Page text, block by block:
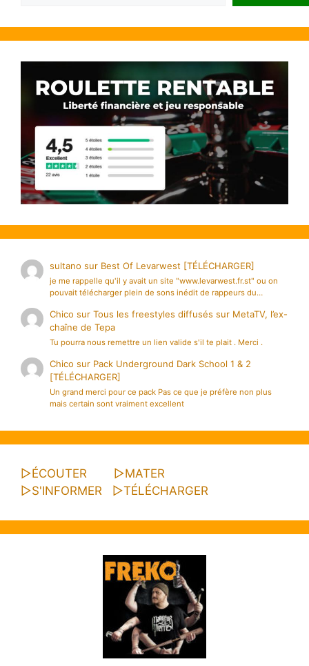
sultano sur Best Of Levarwest [TÉLÉCHARGER]
je me rappelle qu'il y avait un site "www.levarwest.fr.st" ou on
pouvait télécharger plein de sons inédit de rappeurs du…
Chico surTous les freestyles diffusés sur MetaTV, l’ex-
chaîne de Tepa
Tu pourra nous remettre un lien valide s'il te plait . Merci .
Chico sur Pack Underground Dark School 1 & 2
[TÉLÉCHARGER]
Un grand merci pour ce pack Pas ce que je préfère non plus
mais certain sont vraiment excellent
▷ÉCOUTER ▷MATER
▷S'INFORMER ▷TÉLÉCHARGER